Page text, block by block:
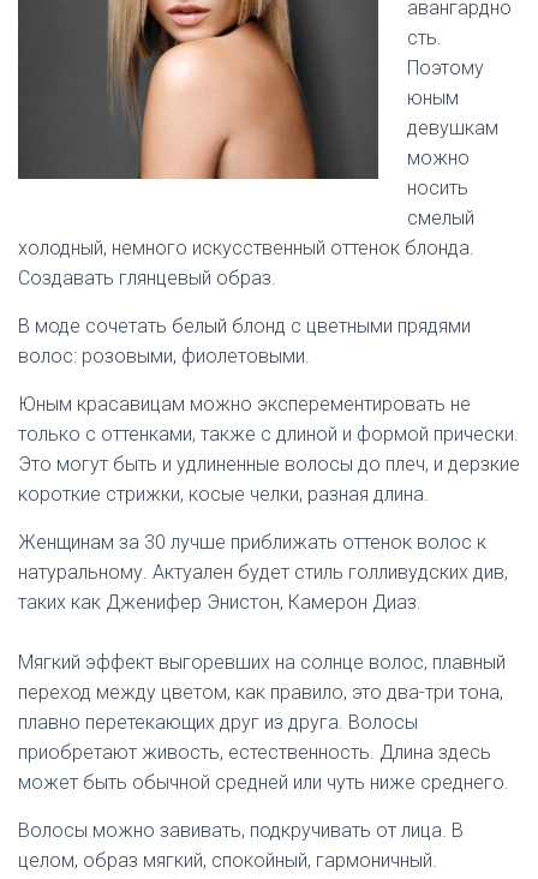
авангардно
сть.
Поэтому
юным
девушкам
можно
носить
смелый
холодный, немного искусственный оттенок блонда.
Создавать глянцевый образ.
В моде сочетать белый блонд с цветными прядями
волос: розовыми, фиолетовыми.
Юным красавицам можно эксперементировать не
только с оттенками, также с длиной и формой прически.
Это могут быть и удлиненные волосы до плеч, и дерзкие
короткие стрижки, косые челки, разная длина.
Женщинам за 30 лучше приближать оттенок волос к
натуральному. Актуален будет стиль голливудских див,
таких как Дженифер Энистон, Камерон Диаз.
Мягкий эффект выгоревших на солнце волос, плавный
переход между цветом, как правило, это два-три тона,
плавно перетекающих друг из друга. Волосы
приобретают живость, естественность. Длина здесь
может быть обычной средней или чуть ниже среднего.
Волосы можно завивать, подкручивать от лица. В
целом, образ мягкий, спокойный, гармоничный.